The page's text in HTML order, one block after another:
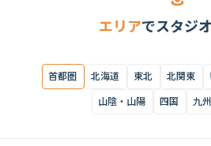
エリアでスタジ
首都圏 北海道 東北 北関東
山陰・山陽
四国 九州